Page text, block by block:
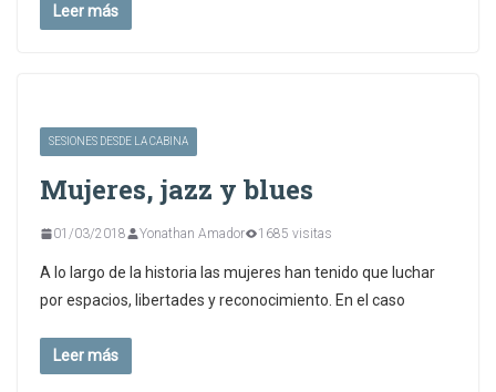
Leer más
SESIONES DESDE LA CABINA
Mujeres, jazz y blues
01/03/2018 Yonathan Amador 1685 visitas
A lo largo de la historia las mujeres han tenido que luchar
por espacios, libertades y reconocimiento. En el caso
Leer más